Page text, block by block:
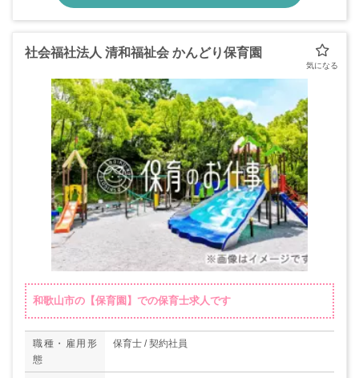
社会福社法人 清和福祉会 かんどり保育園
和歌山市の【保育園】での保育士求人です
職種・雇用形
態
保育士 / 契約社員